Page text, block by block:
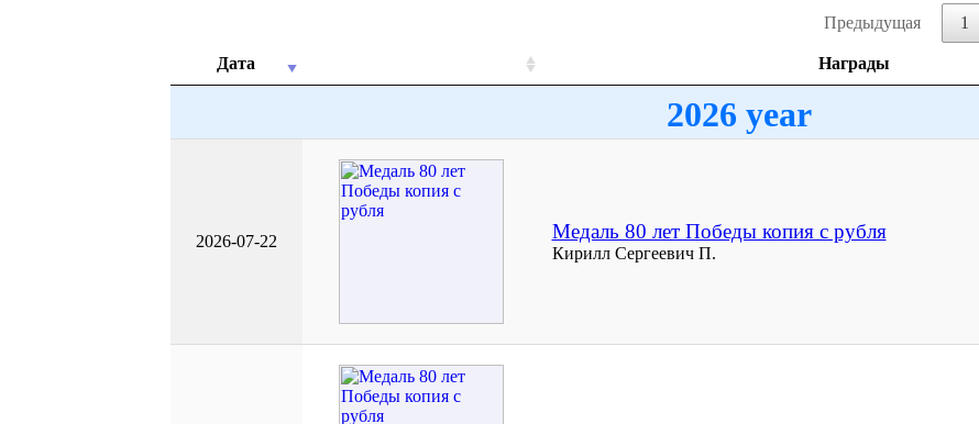
Предыдущая 1
Дата Награды
2026 year
2026-07-22 Медаль 80 лет Победы копия с рубля
Кирилл Сергеевич П.